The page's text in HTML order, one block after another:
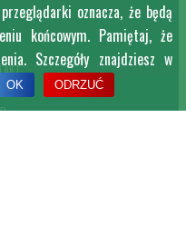
oznacza, że będą
końcowym. Pamiętaj, że
Szczegóły znajdziesz w
OK ODRZUĆ